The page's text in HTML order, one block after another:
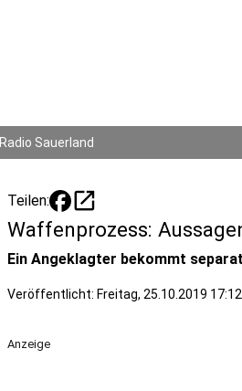
Radio Sauerland
Teilen: open_in_new
Waffenprozess:
Ein Angeklagter bekommt
Veröffentlicht: Freitag, 25.10.2019 17:12
Anzeige